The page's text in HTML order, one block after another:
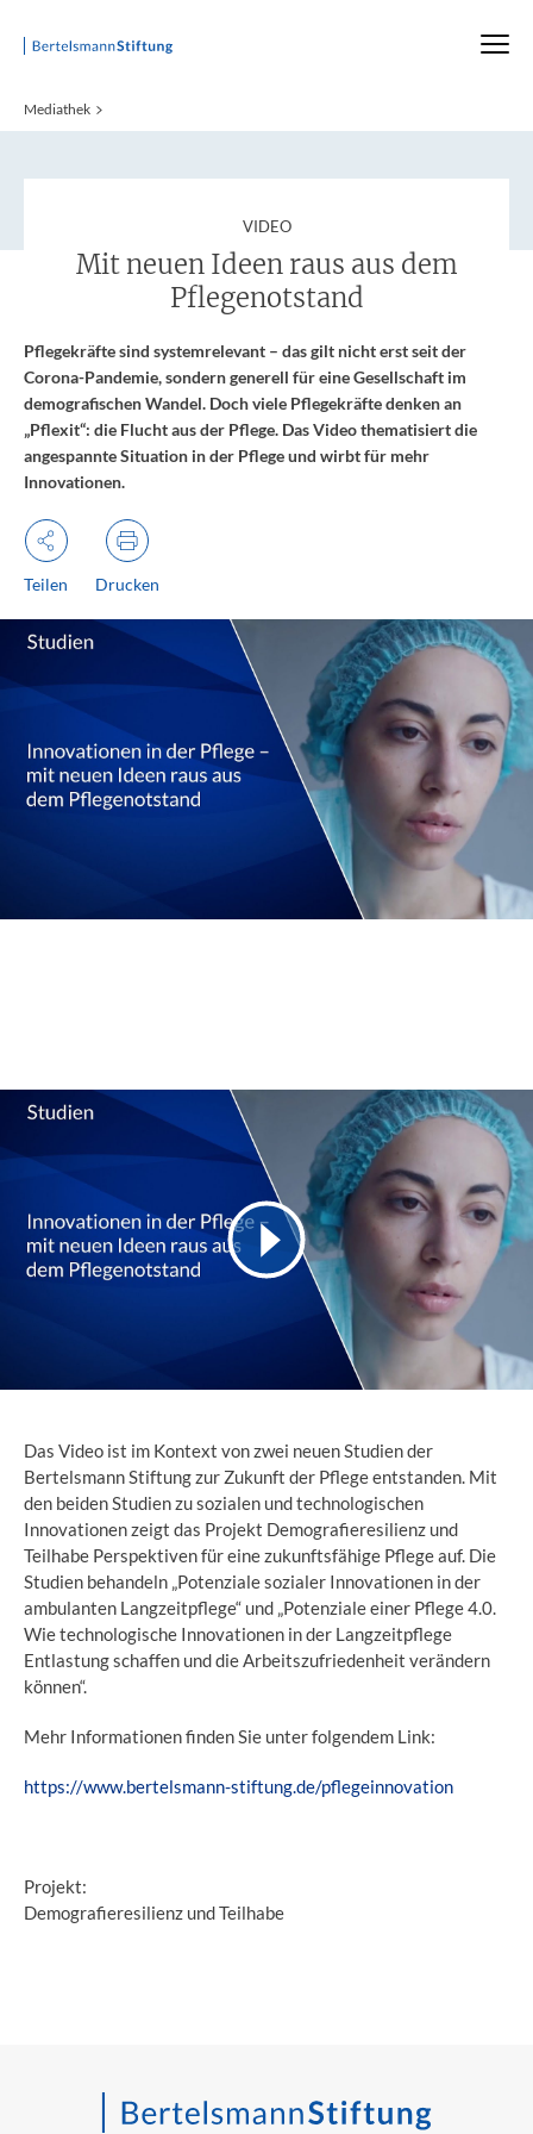
Startseite
Mediathek
VIDEO:
Mit neuen Ideen raus aus dem
Pflegenotstand
Pflegekräfte sind systemrelevant – das gilt nicht erst seit der
Corona-Pandemie, sondern generell für eine Gesellschaft im
demografischen Wandel. Doch viele Pflegekräfte denken an
„Pflexit“: die Flucht aus der Pflege. Das Video thematisiert die
angespannte Situation in der Pflege und wirbt für mehr
Innovationen.
Teilen Drucken
Das Video ist im Kontext von zwei neuen Studien der
Bertelsmann Stiftung zur Zukunft der Pflege entstanden. Mit
den beiden Studien zu sozialen und technologischen
Innovationen zeigt das Projekt Demografieresilienz und
Teilhabe Perspektiven für eine zukunftsfähige Pflege auf. Die
Studien behandeln „Potenziale sozialer Innovationen in der
ambulanten Langzeitpflege“ und „Potenziale einer Pflege 4.0.
Wie technologische Innovationen in der Langzeitpflege
Entlastung schaffen und die Arbeitszufriedenheit verändern
können“.
Mehr Informationen finden Sie unter folgendem Link:
https://www.bertelsmann-stiftung.de/pflegeinnovation
Projekt:
Demografieresilienz und Teilhabe